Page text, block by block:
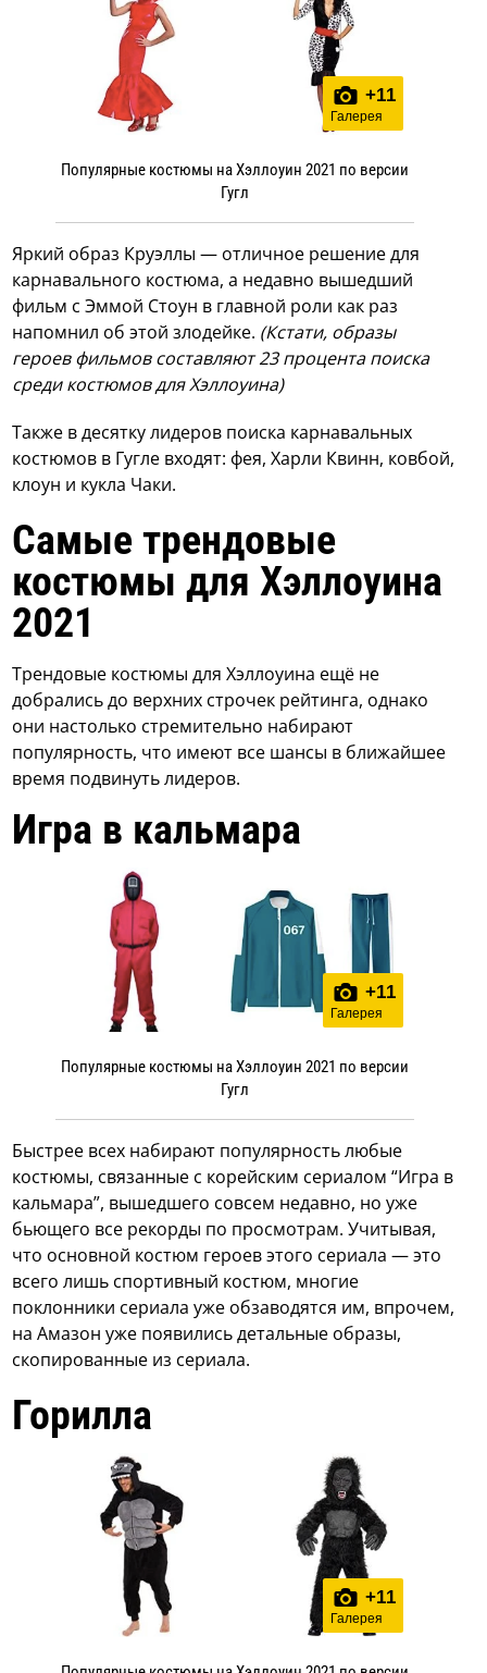
+11
Галерея
Популярные костюмы на Хэллоуин 2021 по версии
Гугл
Яркий образ Круэллы — отличное решение для
карнавального костюма, а недавно вышедший
фильм с Эммой Стоун в главной роли как раз
напомнил об этой злодейке. (Кстати, образы
героев фильмов составляют 23 процента поиска
среди костюмов для Хэллоуина)
Также в десятку лидеров поиска карнавальных
костюмов в Гугле входят: фея, Харли Квинн, ковбой,
клоун и кукла Чаки.
Самые трендовые
костюмы для Хэллоуина
2021
Трендовые костюмы для Хэллоуина ещё не
добрались до верхних строчек рейтинга, однако
они настолько стремительно набирают
популярность, что имеют все шансы в ближайшее
время подвинуть лидеров.
Игра в кальмара
+11
Галерея
Популярные костюмы на Хэллоуин 2021 по версии
Гугл
Быстрее всех набирают популярность любые
костюмы, связанные с корейским сериалом “Игра в
кальмара”, вышедшего совсем недавно, но уже
бьющего все рекорды по просмотрам. Учитывая,
что основной костюм героев этого сериала — это
всего лишь спортивный костюм, многие
поклонники сериала уже обзаводятся им, впрочем,
на Амазон уже появились детальные образы,
скопированные из сериала.
Горилла
+11
Галерея